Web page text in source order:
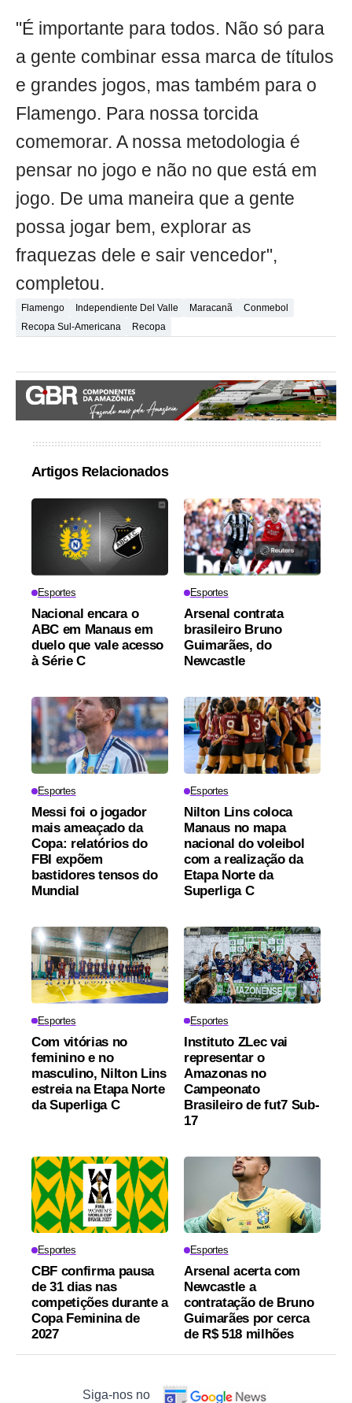
"É importante para todos. Não só para
a gente combinar essa marca de títulos
e grandes jogos, mas também para o
Flamengo. Para nossa torcida
comemorar. A nossa metodologia é
pensar no jogo e não no que está em
jogo. De uma maneira que a gente
possa jogar bem, explorar as
fraquezas dele e sair vencedor",
completou.
Flamengo Independiente Del Valle Maracanã
Conmebol
Recopa Sul-Americana
Recopa
Artigos Relacionados
Esportes
Nacional encara o
ABC em Manaus em
duelo que vale acesso
à Série C
Esportes
Arsenal contrata
brasileiro Bruno
Guimarães, do
Newcastle
Esportes
Messi foi o jogador
mais ameaçado da
Copa: relatórios do
FBI expõem
bastidores tensos do
Mundial
Esportes
Nilton Lins coloca
Manaus no mapa
nacional do voleibol
com a realização da
Etapa Norte da
Superliga C
Esportes
Com vitórias no
feminino e no
masculino, Nilton Lins
estreia na Etapa Norte
da Superliga C
Esportes
Instituto ZLec vai
representar o
Amazonas no
Campeonato
Brasileiro de fut7 Sub-
17
Esportes
CBF confirma pausa
de 31 dias nas
competições durante a
Copa Feminina de
2027
Esportes
Arsenal acerta com
Newcastle a
contratação de Bruno
Guimarães por cerca
de R$ 518 milhões
Siga-nos no